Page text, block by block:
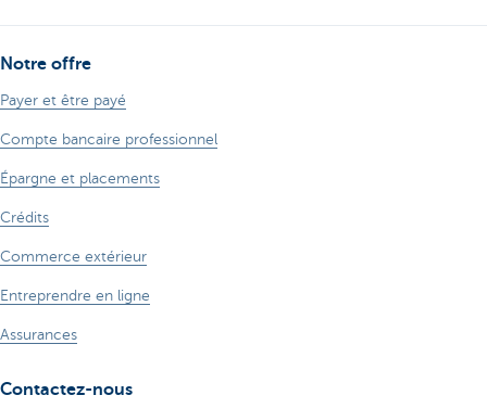
Notre offre
Payer et être payé
Compte bancaire professionnel
Épargne et placements
Crédits
Commerce extérieur
Entreprendre en ligne
Assurances
Contactez-nous